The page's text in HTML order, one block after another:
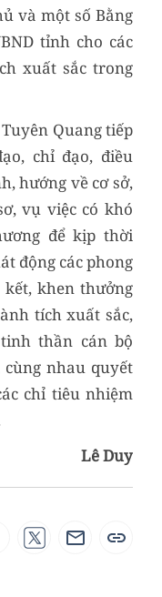
và một số Bằng
tỉnh cho các
xuất sắc trong
Quang tiếp
chỉ đạo, điều
hướng về cơ sở,
vụ việc có khó
để kịp thời
động các phong
khen thưởng
tích xuất sắc,
thần cán bộ
nhau quyết
chỉ tiêu nhiệm
Lê Duy